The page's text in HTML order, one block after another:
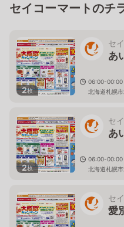
セイコーマートのチ
2枚
セ
あ
06:00-00:00
北海道札幌
2枚
セ
あ
06:00-00:00
北海道札幌
セ
愛